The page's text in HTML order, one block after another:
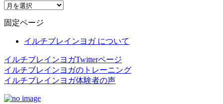
ア
カ
固定ページ
イルチブレインヨガ について
イルチブレインヨガTwitterページ
イルチブレインヨガのトレーニング
イルチブレインヨガ体験者の声